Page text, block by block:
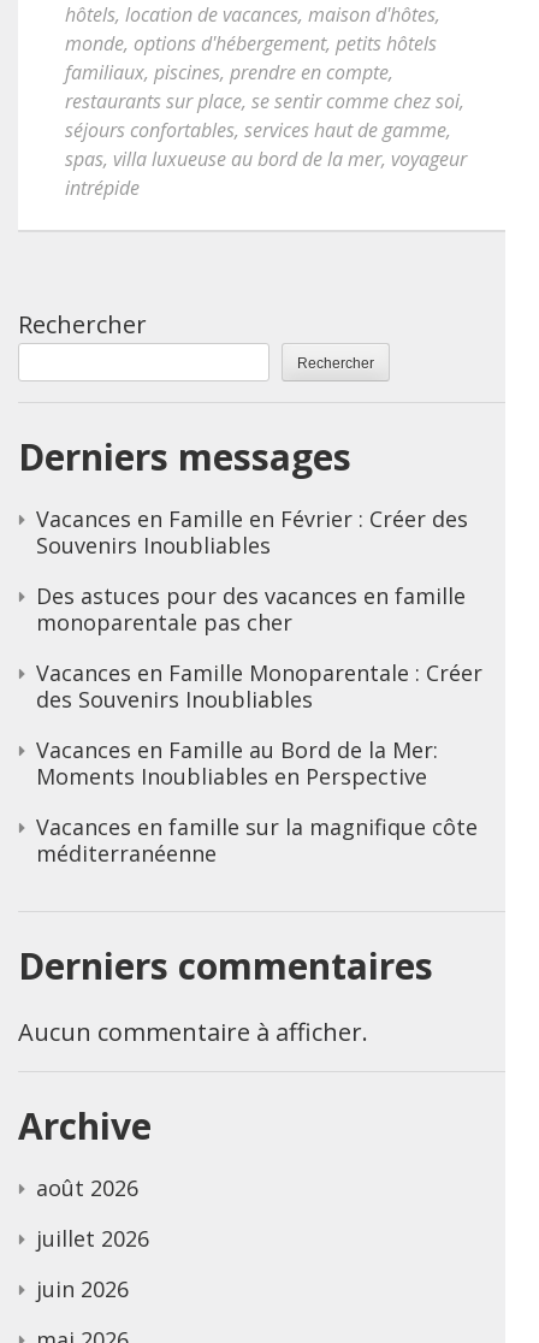
hôtels, location de vacances, maison d'hôtes,
monde, options d'hébergement, petits hôtels
familiaux, piscines, prendre en compte,
restaurants sur place, se sentir comme chez soi,
séjours confortables, services haut de gamme,
spas, villa luxueuse au bord de la mer, voyageur
intrépide
Rechercher
Rechercher
Derniers messages
Vacances en Famille en Février : Créer des
Souvenirs Inoubliables
Des astuces pour des vacances en famille
monoparentale pas cher
Vacances en Famille Monoparentale : Créer
des Souvenirs Inoubliables
Vacances en Famille au Bord de la Mer:
Moments Inoubliables en Perspective
Vacances en famille sur la magnifique côte
méditerranéenne
Derniers commentaires
Aucun commentaire à afficher.
Archive
août 2026
juillet 2026
juin 2026